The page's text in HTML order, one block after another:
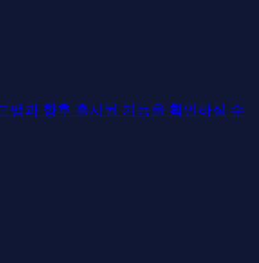
맵과 향후 출시될 기능을 확인하실 수